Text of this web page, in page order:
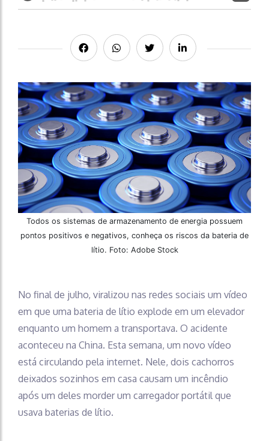
Todos os sistemas de armazenamento de energia possuem
pontos positivos e negativos, conheça os riscos da bateria de
lítio. Foto: Adobe Stock
No final de julho, viralizou nas redes sociais um vídeo
em que uma bateria de lítio explode em um elevador
enquanto um homem a transportava. O acidente
aconteceu na China. Esta semana, um novo vídeo
está circulando pela internet. Nele, dois cachorros
deixados sozinhos em casa causam um incêndio
após um deles morder um carregador portátil que
usava baterias de lítio.